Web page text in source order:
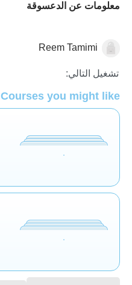
معلومات عن الدعسوقة
مال / نقودReem Tamimi
تشغيل التالي:
Courses you might like